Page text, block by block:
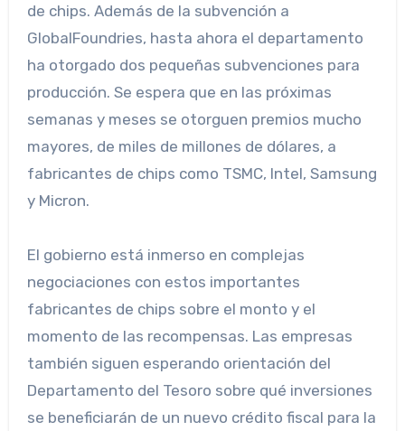
de chips. Además de la subvención a
GlobalFoundries, hasta ahora el departamento
ha otorgado dos pequeñas subvenciones para
producción. Se espera que en las próximas
semanas y meses se otorguen premios mucho
mayores, de miles de millones de dólares, a
fabricantes de chips como TSMC, Intel, Samsung
y Micron.
El gobierno está inmerso en complejas
negociaciones con estos importantes
fabricantes de chips sobre el monto y el
momento de las recompensas. Las empresas
también siguen esperando orientación del
Departamento del Tesoro sobre qué inversiones
se beneficiarán de un nuevo crédito fiscal para la